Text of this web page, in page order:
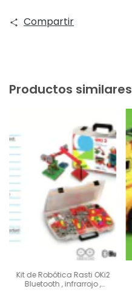
Compartir
Productos similares
Kit de Robótica Rasti OKi2
Bluetooth , infrarrojo ,